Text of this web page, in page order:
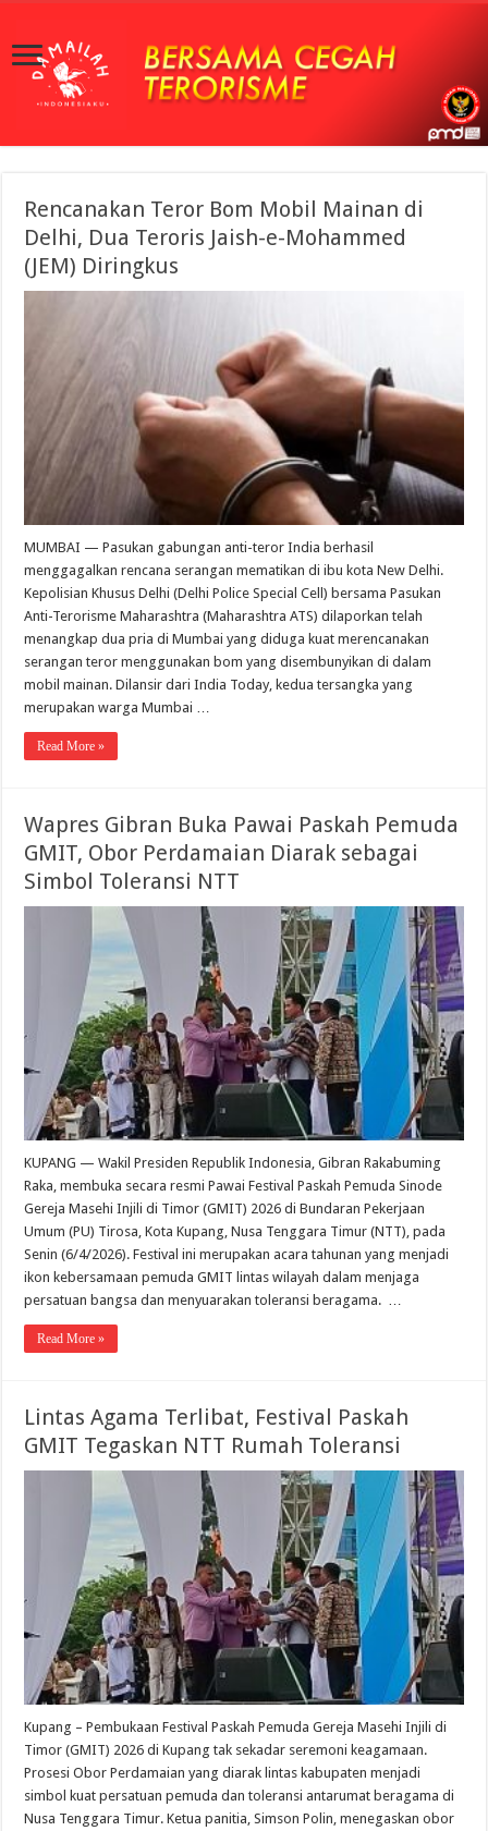
Rencanakan Teror Bom Mobil Mainan di
Delhi, Dua Teroris Jaish-e-Mohammed
(JEM) Diringkus
MUMBAI — Pasukan gabungan anti-teror India berhasil
menggagalkan rencana serangan mematikan di ibu kota New Delhi.
Kepolisian Khusus Delhi (Delhi Police Special Cell) bersama Pasukan
Anti-Terorisme Maharashtra (Maharashtra ATS) dilaporkan telah
menangkap dua pria di Mumbai yang diduga kuat merencanakan
serangan teror menggunakan bom yang disembunyikan di dalam
mobil mainan. Dilansir dari India Today, kedua tersangka yang
merupakan warga Mumbai …
Read More »
Wapres Gibran Buka Pawai Paskah Pemuda
GMIT, Obor Perdamaian Diarak sebagai
Simbol Toleransi NTT
KUPANG — Wakil Presiden Republik Indonesia, Gibran Rakabuming
Raka, membuka secara resmi Pawai Festival Paskah Pemuda Sinode
Gereja Masehi Injili di Timor (GMIT) 2026 di Bundaran Pekerjaan
Umum (PU) Tirosa, Kota Kupang, Nusa Tenggara Timur (NTT), pada
Senin (6/4/2026). Festival ini merupakan acara tahunan yang menjadi
ikon kebersamaan pemuda GMIT lintas wilayah dalam menjaga
persatuan bangsa dan menyuarakan toleransi beragama. …
Read More »
Lintas Agama Terlibat, Festival Paskah
GMIT Tegaskan NTT Rumah Toleransi
Kupang – Pembukaan Festival Paskah Pemuda Gereja Masehi Injili di
Timor (GMIT) 2026 di Kupang tak sekadar seremoni keagamaan.
Prosesi Obor Perdamaian yang diarak lintas kabupaten menjadi
simbol kuat persatuan pemuda dan toleransi antarumat beragama di
Nusa Tenggara Timur. Ketua panitia, Simson Polin, menegaskan obor